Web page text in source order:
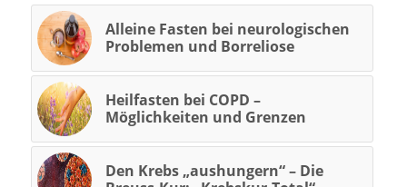
Alleine Fasten bei neurologischen
Problemen und Borreliose
Heilfasten bei COPD –
Möglichkeiten und Grenzen
Den Krebs „aushungern“ – Die